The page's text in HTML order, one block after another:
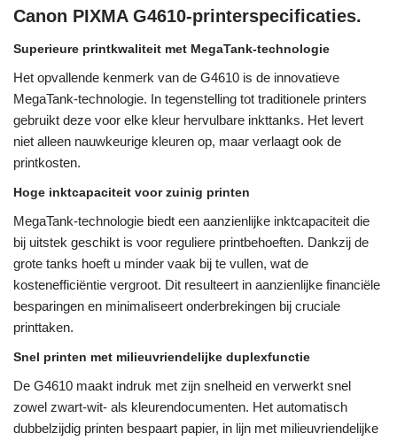
Canon PIXMA G4610-printerspecificaties.
Superieure printkwaliteit met MegaTank-technologie
Het opvallende kenmerk van de G4610 is de innovatieve
MegaTank-technologie. In tegenstelling tot traditionele printers
gebruikt deze voor elke kleur hervulbare inkttanks. Het levert
niet alleen nauwkeurige kleuren op, maar verlaagt ook de
printkosten.
Hoge inktcapaciteit voor zuinig printen
MegaTank-technologie biedt een aanzienlijke inktcapaciteit die
bij uitstek geschikt is voor reguliere printbehoeften. Dankzij de
grote tanks hoeft u minder vaak bij te vullen, wat de
kostenefficiëntie vergroot. Dit resulteert in aanzienlijke financiële
besparingen en minimaliseert onderbrekingen bij cruciale
printtaken.
Snel printen met milieuvriendelijke duplexfunctie
De G4610 maakt indruk met zijn snelheid en verwerkt snel
zowel zwart-wit- als kleurendocumenten. Het automatisch
dubbelzijdig printen bespaart papier, in lijn met milieuvriendelijke